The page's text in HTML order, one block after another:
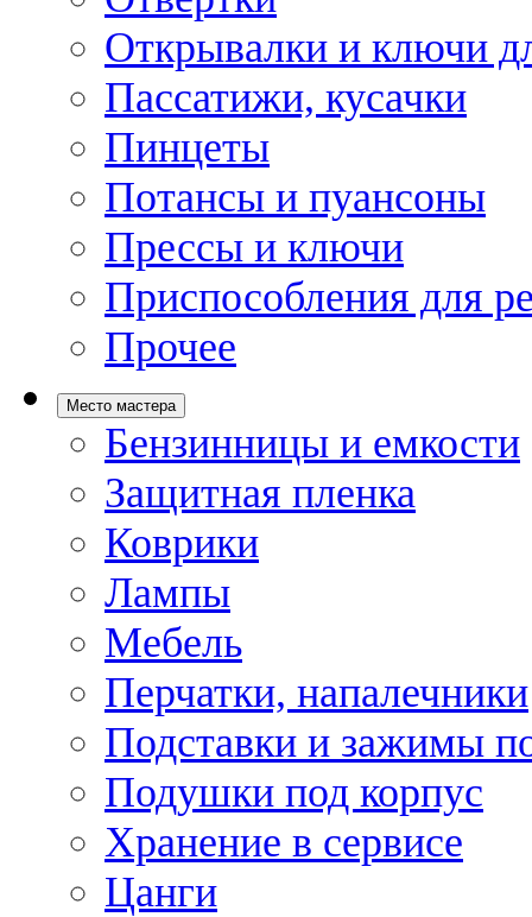
Открывалки и ключи
Пассатижи, кусачки
Пинцеты
Потансы и пуансоны
Прессы и ключи
Приспособления для
Прочее
Место мастера
Бензинницы и емкости
Защитная пленка
Коврики
Лампы
Мебель
Перчатки, напалечники
Подставки и зажимы
Подушки под корпус
Хранение в сервисе
Цанги